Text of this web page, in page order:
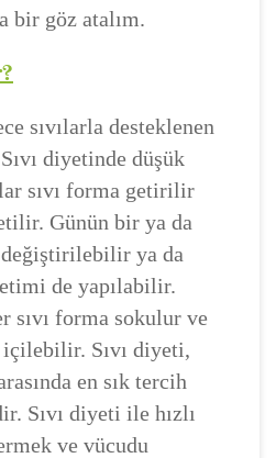
bir göz atalım.
sıvılarla desteklenen
diyetinde düşük
sıvı forma getirilir
Günün bir ya da
değiştirilebilir ya da
de yapılabilir.
sıvı forma sokulur ve
Sıvı diyeti,
en sık tercih
Sıvı diyeti ile hızlı
ve vücudu